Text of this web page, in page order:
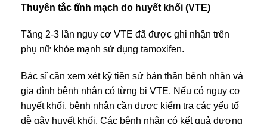
Thuyên tắc tĩnh mạch do huyết khối (VTE)
Tăng 2-3 lần nguy cơ VTE đã được ghi nhận trên
phụ nữ khỏe mạnh sử dụng tamoxifen.
Bác sĩ cần xem xét kỹ tiền sử bản thân bệnh nhân và
gia đình bệnh nhân có từng bị VTE. Nếu có nguy cơ
huyết khối, bệnh nhân cần được kiểm tra các yếu tố
dễ gây huyết khối. Các bệnh nhân có kết quả dương